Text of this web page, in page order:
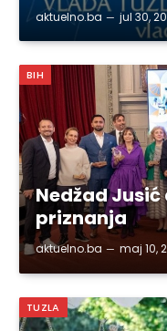
aktuelno.ba jul 30,
BIH
Nedžad
priznanja
aktuelno.ba maj 10,
TUZLA